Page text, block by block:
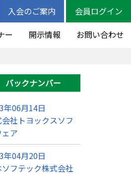
入会のご案内
会員ログイン
ー 開示情報 お問い合わせ
バックナンバー
年06月14日
社トヨックスソフ
ェア
年04月20日
ソフテック株式会社